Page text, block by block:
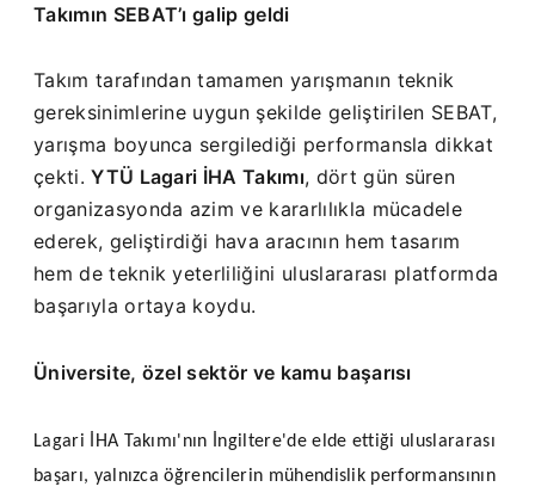
Takımın SEBAT’ı galip geldi
Takım tarafından tamamen yarışmanın teknik
gereksinimlerine uygun şekilde geliştirilen SEBAT,
yarışma boyunca sergilediği performansla dikkat
çekti.YTÜ Lagari İHA Takımı, dört gün süren
organizasyonda azim ve kararlılıkla mücadele
ederek, geliştirdiği hava aracının hem tasarım
hem de teknik yeterliliğini uluslararası platformda
başarıyla ortaya koydu.
Üniversite, özel sektör ve kamu başarısı
Lagari İHA Takımı'nın İngiltere'de elde ettiği uluslararası
başarı, yalnızca öğrencilerin mühendislik performansının